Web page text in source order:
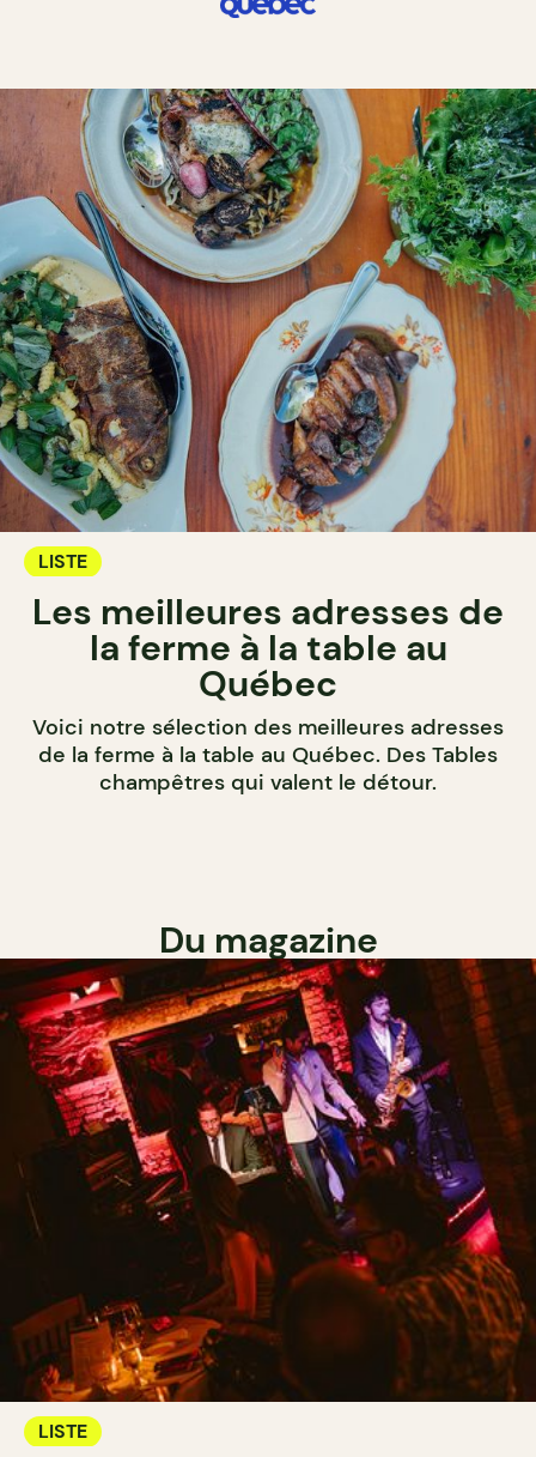
LISTE
Les meilleures adresses de
la ferme à la table au
Québec
Voici notre sélection des meilleures adresses
de la ferme à la table au Québec. Des Tables
champêtres qui valent le détour.
Du magazine
LISTE